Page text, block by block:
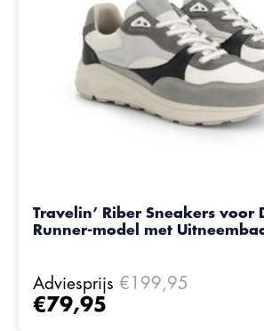
Travelin’ Riber Sneakers voor
Runner-model met
Adviesprijs €199,95
€79,95